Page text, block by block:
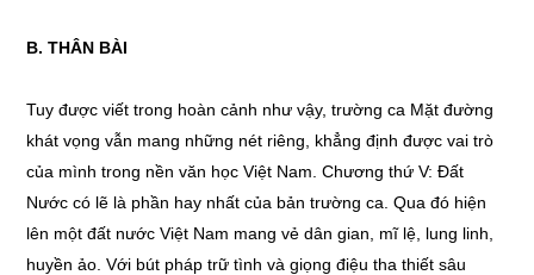
B. THÂN BÀI
Tuy được viết trong hoàn cảnh như vậy, trường ca Mặt đường
khát vọng vẫn mang những nét riêng, khẳng định được vai trò
của mình trong nền văn học Việt Nam. Chương thứ V: Đất
Nước có lẽ là phần hay nhất của bản trường ca. Qua đó hiện
lên một đất nước Việt Nam mang vẻ dân gian, mĩ lệ, lung linh,
huyền ảo. Với bút pháp trữ tình và giọng điệu tha thiết sâu